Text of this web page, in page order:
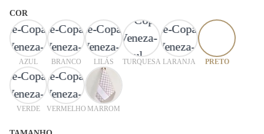
COR
AZUL BRANCO LILÁS TURQUESA LARANJA PRETO
VERDE VERMELHO MARROM